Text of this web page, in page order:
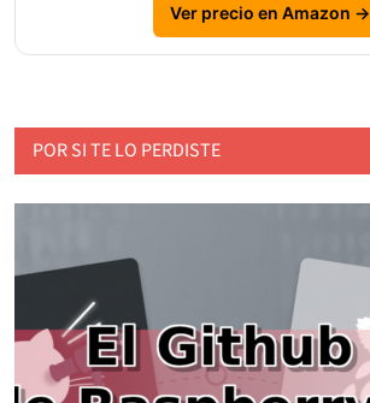
Ver precio en Amazon →
POR SI TE LO PERDISTE